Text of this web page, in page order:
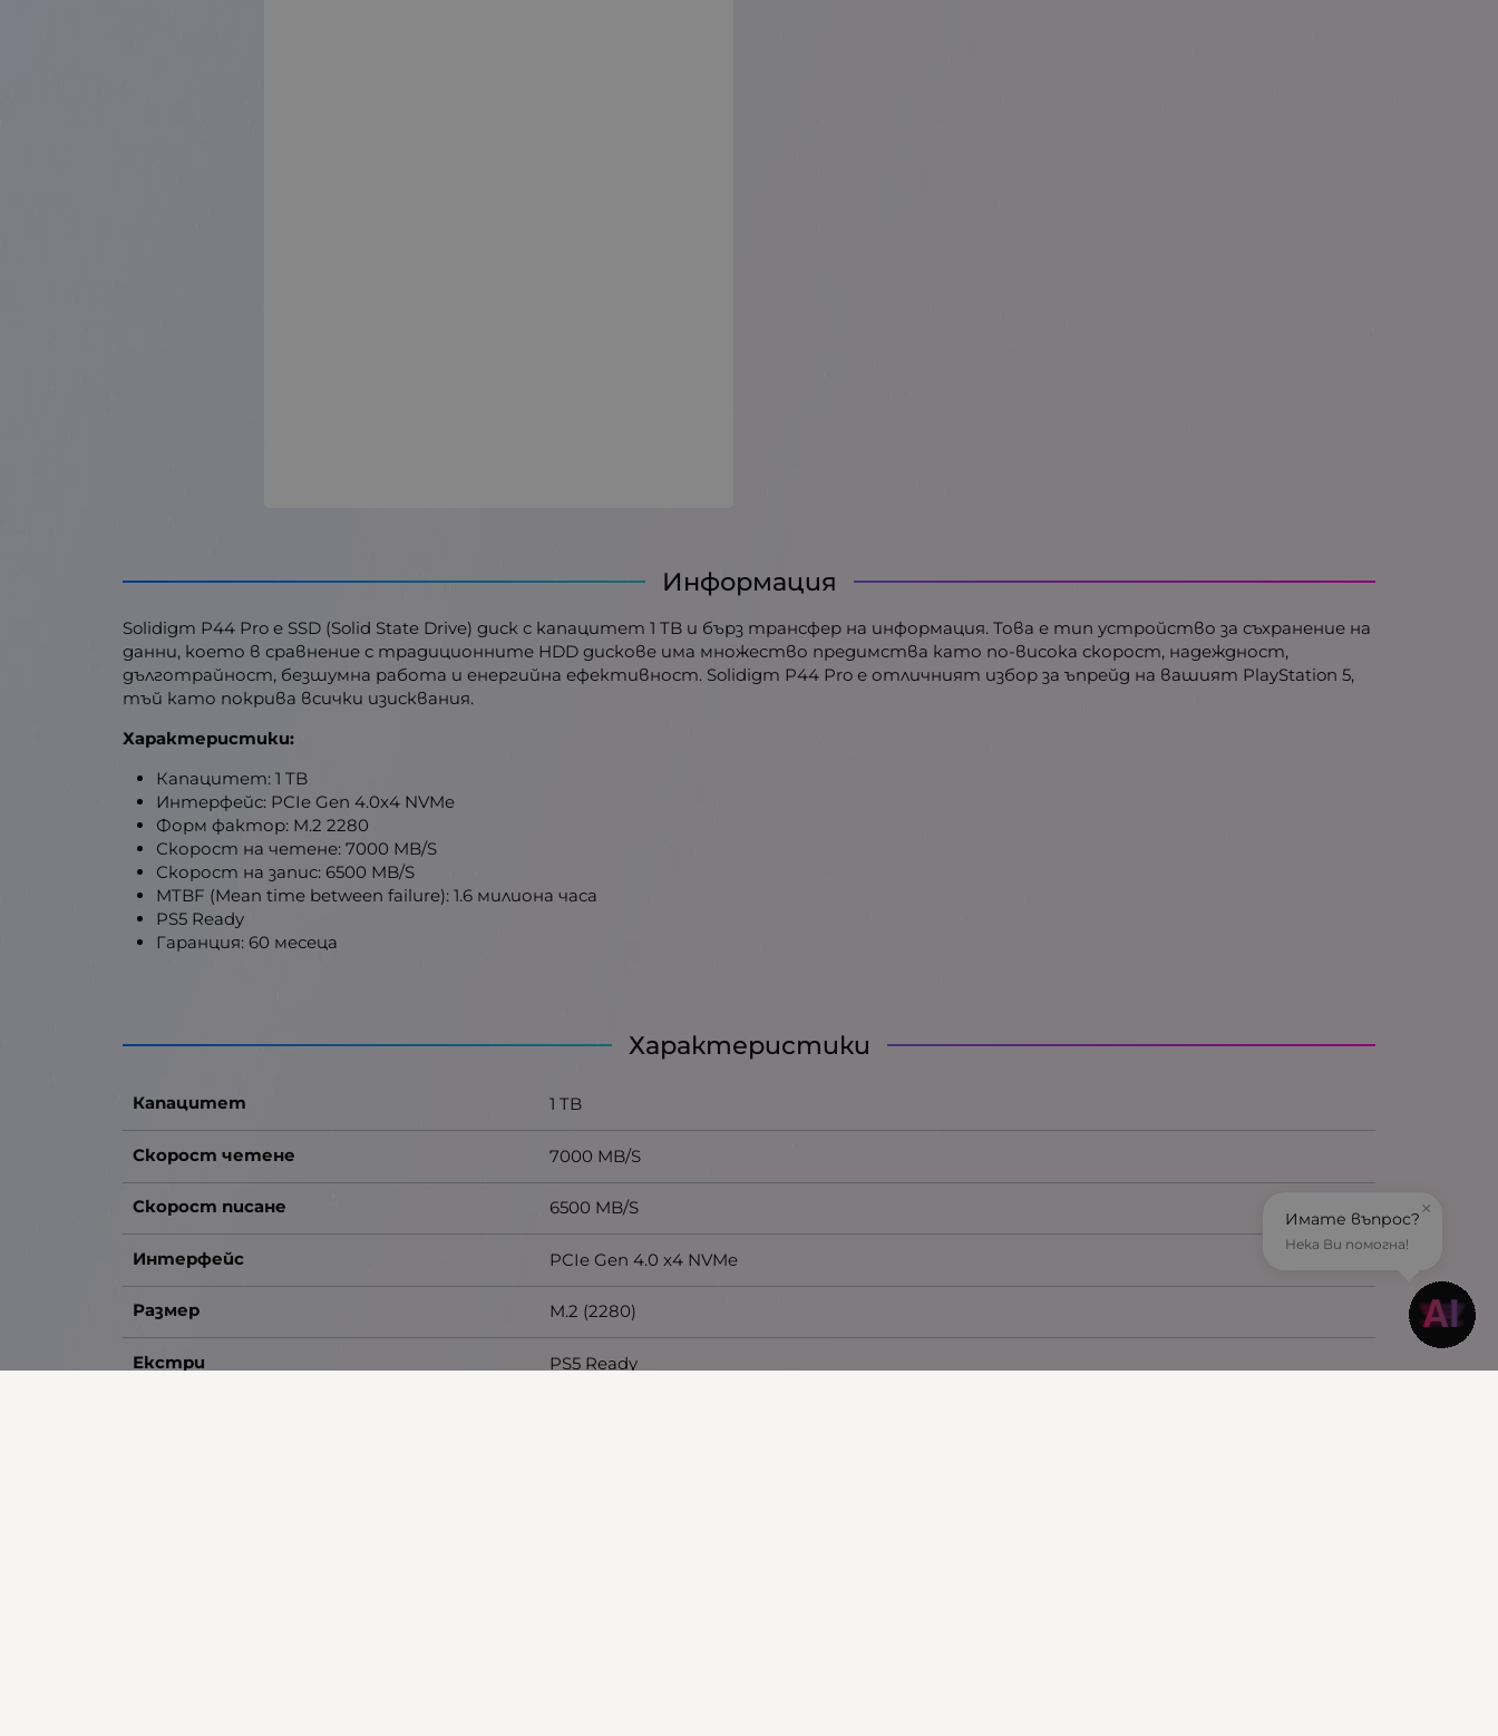
Информация
Solidigm P44 Pro е SSD (Solid State Drive) диск с капацитет 1 TB и бърз трансфер на информация. Това е тип устройство за съхранение на
данни, което в сравнение с традиционните HDD дискове има множество предимства като по-висока скорост, надеждност,
дълготрайност, безшумна работа и енергийна ефективност. Solidigm P44 Pro е отличният избор за ъпрейд на вашият PlayStation 5,
тъй като покрива всички изисквания.
Характеристики:
Капацитет: 1 TB
Интерфейс: PCIe Gen 4.0x4 NVMe
Форм фактор: M.2 2280
Скорост на четене: 7000 MB/S
Скорост на запис: 6500 MB/S
MTBF (Mean time between failure): 1.6 милиона часа
PS5 Ready
Гаранция: 60 месеца
Характеристики
Капацитет 1 TB
Скорост четене 7000 MB/S
Скорост писане 6500 MB/S
Интерфейс PCIe Gen 4.0 x4 NVMe
Размер M.2 (2280)
Екстри PS5 Ready
×
Имате въпрос?
Нека Ви помогна!